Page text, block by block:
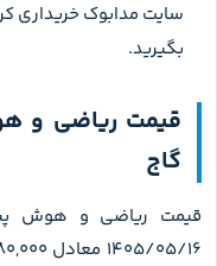
سایت مدابوک خریداری
بگیرید.
قیمت ریاضی و
گاج
قیمت ریاضی و هوش